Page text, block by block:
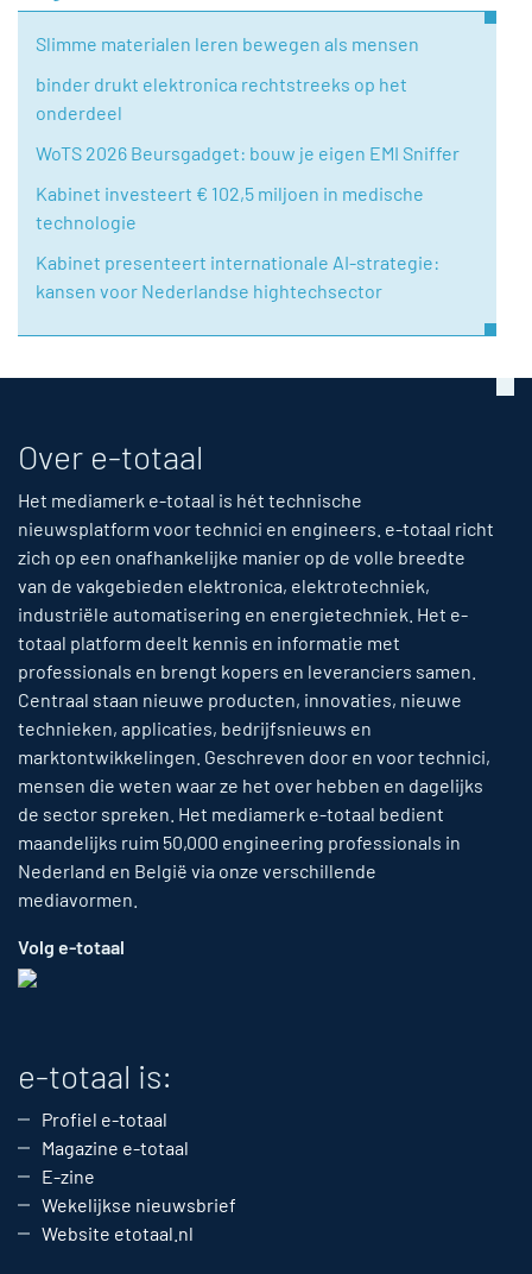
Slimme materialen leren bewegen als mensen
binder drukt elektronica rechtstreeks op het
onderdeel
WoTS 2026 Beursgadget: bouw je eigen EMI Sniffer
Kabinet investeert € 102,5 miljoen in medische
technologie
Kabinet presenteert internationale AI-strategie:
kansen voor Nederlandse hightechsector
Over e-totaal
Het mediamerk e-totaal is hét technische
nieuwsplatform voor technici en engineers. e-totaal richt
zich op een onafhankelijke manier op de volle breedte
van de vakgebieden elektronica, elektrotechniek,
industriële automatisering en energietechniek. Het e-
totaal platform deelt kennis en informatie met
professionals en brengt kopers en leveranciers samen.
Centraal staan nieuwe producten, innovaties, nieuwe
technieken, applicaties, bedrijfsnieuws en
marktontwikkelingen. Geschreven door en voor technici,
mensen die weten waar ze het over hebben en dagelijks
de sector spreken. Het mediamerk e-totaal bedient
maandelijks ruim 50,000 engineering professionals in
Nederland en België via onze verschillende
mediavormen.
Volg e-totaal
e-totaal is:
Profiel e-totaal
Magazine e-totaal
E-zine
Wekelijkse nieuwsbrief
Website etotaal.nl